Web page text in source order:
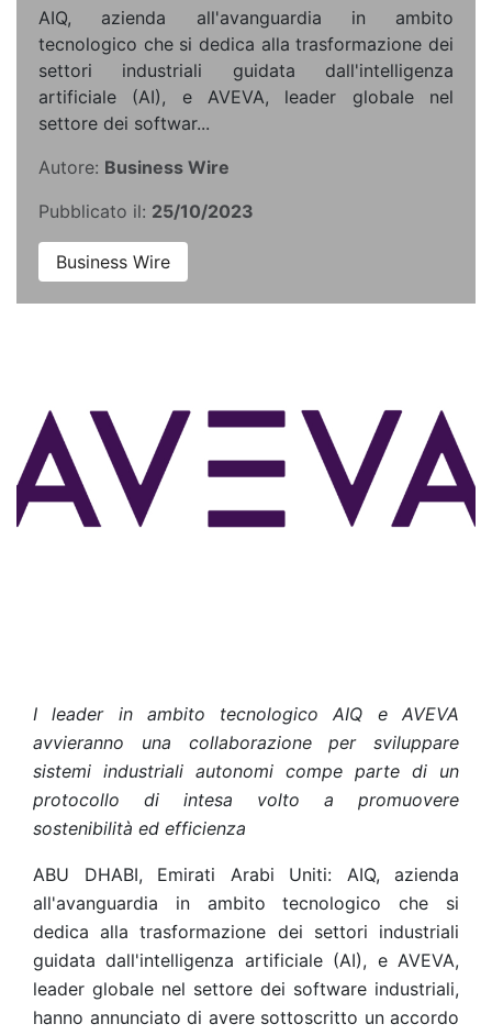
AIQ, azienda all'avanguardia in ambito
tecnologico che si dedica alla trasformazione dei
settori industriali guidata dall'intelligenza
artificiale (AI), e AVEVA, leader globale nel
settore dei softwar...
Autore: Business Wire
Pubblicato il: 25/10/2023
Business Wire
I leader in ambito tecnologico AIQ e AVEVA
avvieranno una collaborazione per sviluppare
sistemi industriali autonomi compe parte di un
protocollo di intesa volto a promuovere
sostenibilità ed efficienza
ABU DHABI, Emirati Arabi Uniti: AIQ, azienda
all'avanguardia in ambito tecnologico che si
dedica alla trasformazione dei settori industriali
guidata dall'intelligenza artificiale (AI), e AVEVA,
leader globale nel settore dei software industriali,
hanno annunciato di avere sottoscritto un accordo